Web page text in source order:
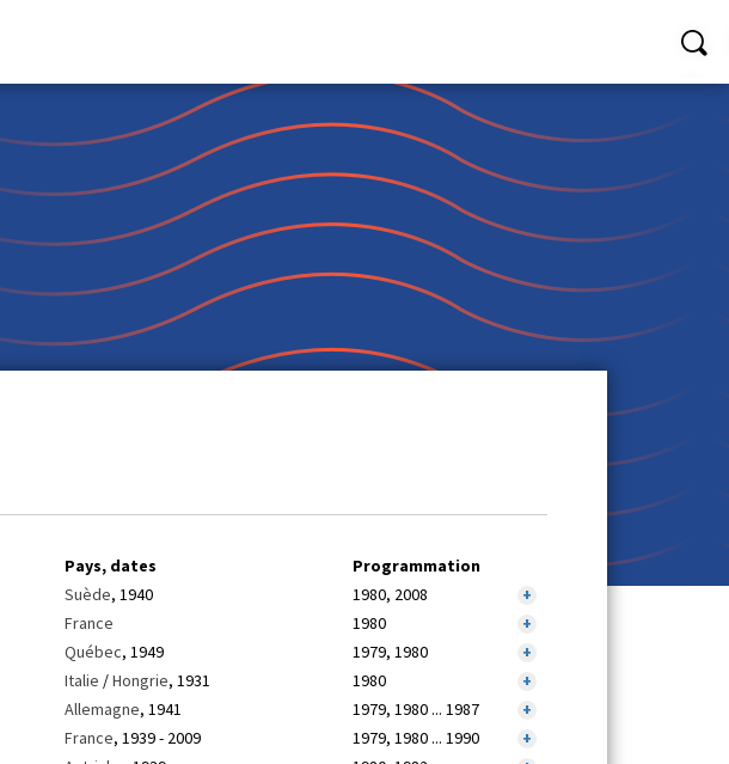
Pays, dates
Programmation
Suède, 1940 1980, 2008
+
France 1980
+
Québec, 1949 1979, 1980
+
Italie /Hongrie, 1931 1980
+
Allemagne, 1941 1979, 1980 ... 1987
+
France, 1939 - 2009 1979, 1980 ... 1990
+